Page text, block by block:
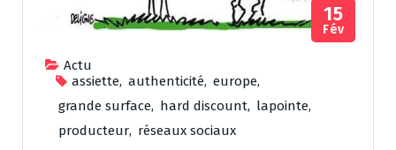
Actu
assiette, authenticité, europe,
grande surface, hard discount, lapointe,
producteur, réseaux sociaux
15
Fév